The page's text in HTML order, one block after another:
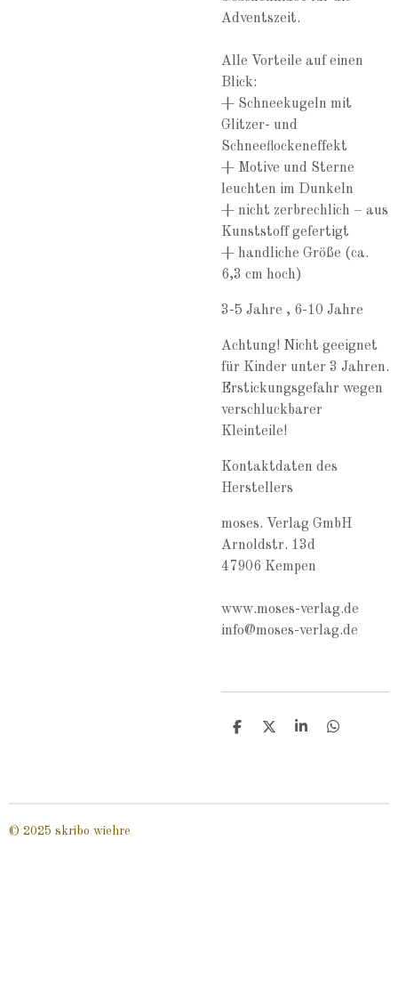
Adventszeit.
Alle Vorteile auf einen
Blick:
+ Schneekugeln mit
Glitzer- und
Schneeflockeneffekt
+ Motive und Sterne
leuchten im Dunkeln
+ nicht zerbrechlich – aus
Kunststoff gefertigt
+ handliche Größe (ca.
6,3 cm hoch)
3-5 Jahre , 6-10 Jahre
Achtung! Nicht geeignet
für Kinder unter 3 Jahren.
Erstickungsgefahr wegen
verschluckbarer
Kleinteile!
Kontaktdaten des
Herstellers
moses. Verlag GmbH
Arnoldstr. 13d
47906 Kempen
www.moses-verlag.de
info@moses-verlag.de
T
n
T
n
T
n
T
n
© 2025 skribo wiehre